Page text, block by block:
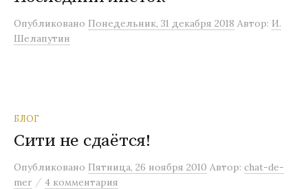
м
у
Опубликовано Понедельник, 31 декабря 2018 Автор: И.
Шелапутин
БЛОГ
Сити не сдаётся!
Опубликовано Пятница, 26 ноября 2010 Автор: chat-de-
mer / 4 комментария